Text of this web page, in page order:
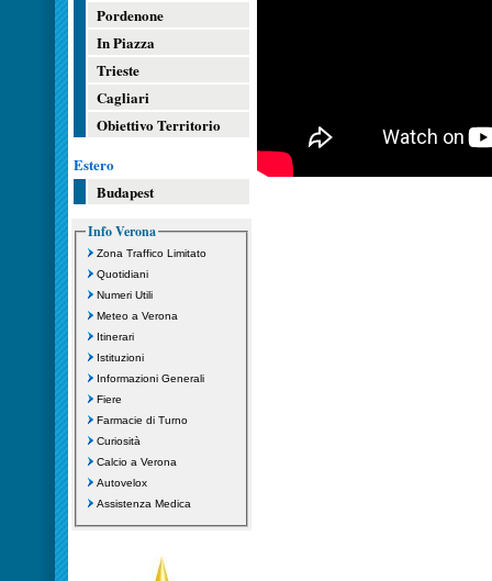
Pordenone
In Piazza
Trieste
Cagliari
Obiettivo Territorio
Estero
Budapest
Info Verona
Zona Traffico Limitato
Quotidiani
Numeri Utili
Meteo a Verona
Itinerari
Istituzioni
Informazioni Generali
Fiere
Farmacie di Turno
Curiosità
Calcio a Verona
Autovelox
Assistenza Medica